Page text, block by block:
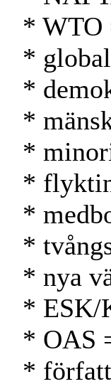
* WTO
*
*
*
*
*
*
*
* nya
* ESK/
* OAS
*